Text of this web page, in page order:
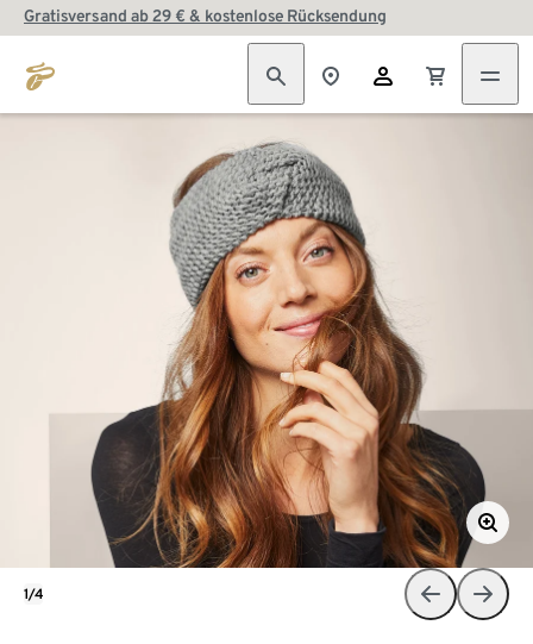
Gratisversand ab 29 € & kostenlose Rücksendung
1/4